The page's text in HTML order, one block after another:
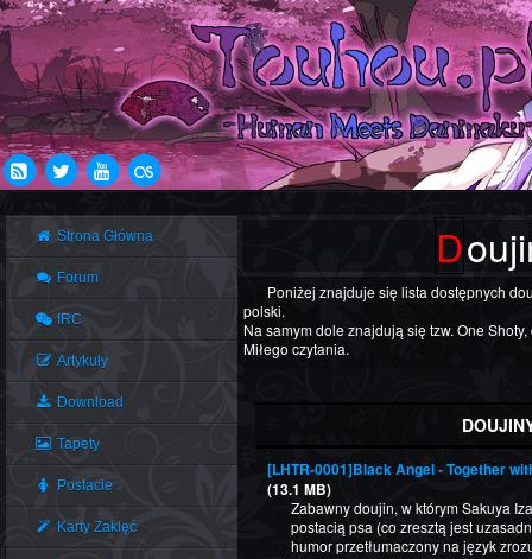
Strona Główna
Forum
IRC
Artykuły
Download
Tapety
Postacie
Karty Zaklęć
Poniżej znajduje się lista dostępnych doujinów przetłumaczonych na język
polski.
Na samym dole znajdują się tzw. One
Miłego czytania.
[LHTR-0001]Black Angel - Together
(13.1 MB)
Zabawny doujin, w którym Sakuya
postacią psa (co zresztą jest
humor przetłumaczony na język